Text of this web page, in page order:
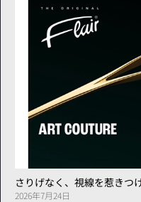
さりげなく、視線を惹きつ
2026年7月24日